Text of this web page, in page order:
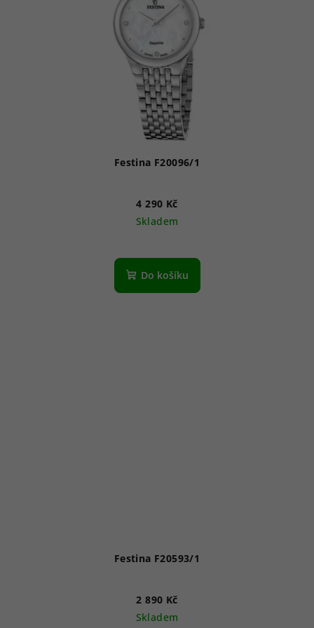
Festina F20096/1
4 290 Kč
Skladem
Do košíku
Festina F20593/1
2 890 Kč
Skladem